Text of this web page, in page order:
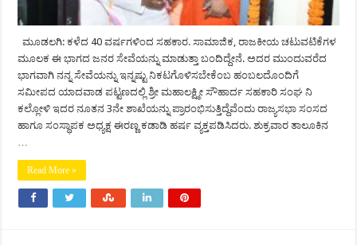
ಮೂಡಲಗಿ: ಕಳೆದ 40 ವರ್ಷಗಳಿಂದ ಸಹಕಾರ. ಸಾಮಾಜಿಕ, ರಾಜಕೀಯ ಚಟುವಟಿಕೆಗಳ
ಮೂಲಕ ಈ ಭಾಗದ ಜನರ ಸೇವೆಯನ್ನು ಮಾಡುತ್ತಾ ಬಂದಿದ್ದೇನೆ. ಅದರ ಮುಂದುವರೆದ
ಭಾಗವಾಗಿ ನನ್ನ ಸೇವೆಯನ್ನು ಇನ್ನಷ್ಟು ನಿಕಟಗೊಳಿಸಬೇಕೆಂಬ ಹಂಬಲದೊಂದಿಗೆ
ಸಮೀಪದ ಯಾದವಾಡ ಪಟ್ಟಣದಲ್ಲಿ ಶ್ರೀ ಮಹಾಲಕ್ಷ್ಮೀ ಸೌಹಾರ್ದ ಸಹಕಾರಿ ಸಂಘ ನಿ
ಕಲ್ಲೋಳಿ ಇದರ ನೂತನ 3ನೇ ಶಾಖೆಯನ್ನು ಪ್ರಾರಂಭಿಸುತ್ತಿದ್ದೆವೆಂದು ರಾಜ್ಯಸಭಾ ಸಂಸದ
ಹಾಗೂ ಸಂಸ್ಥಾಪಕ ಅಧ್ಯಕ್ಷ ಈರಣ್ಣ ಕಡಾಡಿ ಹರ್ಷ ವ್ಯಕ್ತಪಡಿಸಿದರು. ಶುಕ್ರವಾರ ತಾಲೂಕಿನ
Read More »